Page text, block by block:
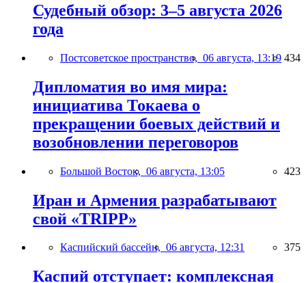
Судебный обзор: 3–5 августа 2026
года
Постсоветское пространство, 06 августа, 13:19 434
Дипломатия во имя мира:
инициатива Токаева о
прекращении боевых действий и
возобновлении переговоров
Большой Восток, 06 августа, 13:05 423
Иран и Армения разрабатывают
свой «TRIPP»
Каспийский бассейн, 06 августа, 12:31 375
Каспий отступает: комплексная